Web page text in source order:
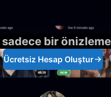
bir
Ücretsiz Hesap Oluştur